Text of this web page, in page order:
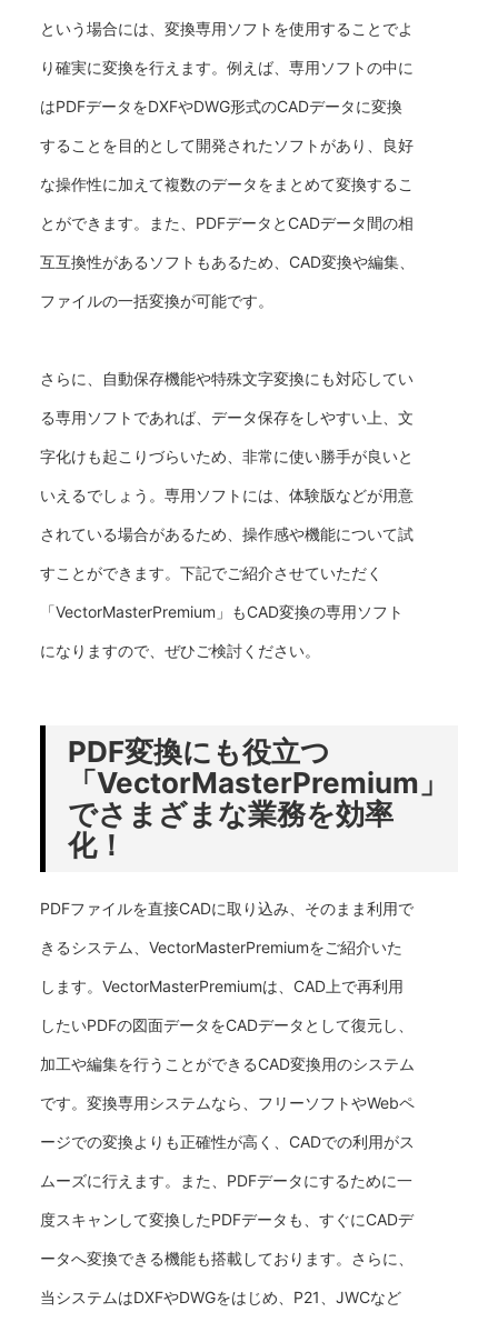
という場合には、変換専用ソフトを使用することでよ
り確実に変換を行えます。例えば、専用ソフトの中に
はPDFデータをDXFやDWG形式のCADデータに変換
することを目的として開発されたソフトがあり、良好
な操作性に加えて複数のデータをまとめて変換するこ
とができます。また、PDFデータとCADデータ間の相
互互換性があるソフトもあるため、CAD変換や編集、
ファイルの一括変換が可能です。
さらに、自動保存機能や特殊文字変換にも対応してい
る専用ソフトであれば、データ保存をしやすい上、文
字化けも起こりづらいため、非常に使い勝手が良いと
いえるでしょう。専用ソフトには、体験版などが用意
されている場合があるため、操作感や機能について試
すことができます。下記でご紹介させていただく
「VectorMasterPremium」もCAD変換の専用ソフト
になりますので、ぜひご検討ください。
PDF変換にも役立つ
「VectorMasterPremium」
でさまざまな業務を効率
化！
PDFファイルを直接CADに取り込み、そのまま利用で
きるシステム、VectorMasterPremiumをご紹介いた
します。VectorMasterPremiumは、CAD上で再利用
したいPDFの図面データをCADデータとして復元し、
加工や編集を行うことができるCAD変換用のシステム
です。変換専用システムなら、フリーソフトやWebペ
ージでの変換よりも正確性が高く、CADでの利用がス
ムーズに行えます。また、PDFデータにするために一
度スキャンして変換したPDFデータも、すぐにCADデ
ータへ変換できる機能も搭載しております。さらに、
当システムはDXFやDWGをはじめ、P21、JWCなど